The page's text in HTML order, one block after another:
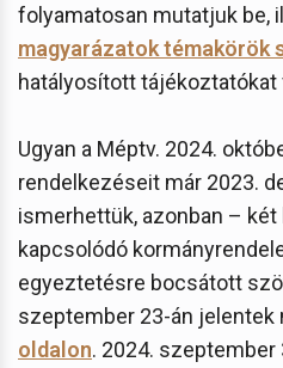
folyamatosan mutatjuk be,
magyarázatok témakörök
hatályosított tájékoztatókat
Ugyan a Méptv. 2024.
rendelkezéseit már 2023.
ismerhettük, azonban –
kapcsolódó
egyeztetésre bocsátott
szeptember 23-án jelentek
oldalon. 2024. szeptember